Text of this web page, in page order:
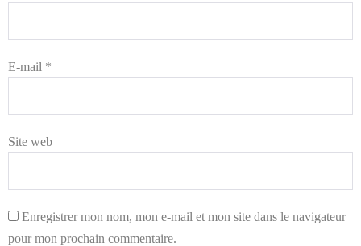
E-mail *
Site web
Enregistrer mon nom, mon e-mail et mon site dans le navigateur
pour mon prochain commentaire.